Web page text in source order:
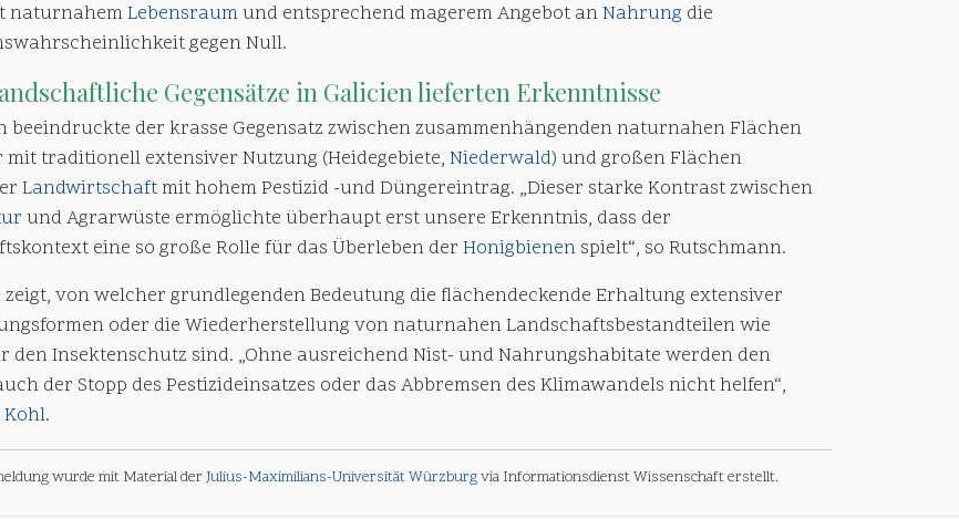
naturnahemLebensraumund entsprechend magerem Angebot anNahrung die
gegen Null.
Gegensätze in Galicien lieferten Erkenntnisse
beeindruckte der krasse Gegensatz zwischen zusammenhängenden naturnahen Flächen
mit traditionell extensiver Nutzung (Heidegebiete, Niederwald) und großen Flächen
Landwirtschaftmit hohem Pestizid -und Düngereintrag. „Dieser starke Kontrast zwischen
und Agrarwüste ermöglichte überhaupt erst unsere Erkenntnis, dass der
eine so große Rolle für das Überleben der Honigbienen spielt“, so Rutschmann.
zeigt, von welcher grundlegenden Bedeutung die flächendeckende Erhaltung extensiver
oder die Wiederherstellung von naturnahen Landschaftsbestandteilen wie
den Insektenschutz sind. „Ohne ausreichend Nist- und Nahrungshabitate werden den
der Stopp des Pestizideinsatzes oder das Abbremsen des Klimawandels nicht helfen“,
Kohl.
wurde mit Material der Julius-Maximilians-Universität Würzburgvia Informationsdienst Wissenschaft erstellt.